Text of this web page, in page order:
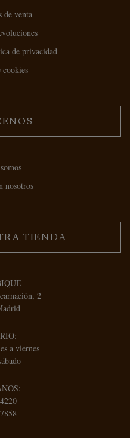
de venta
de privacidad
nosotros
TIENDA
2
a viernes